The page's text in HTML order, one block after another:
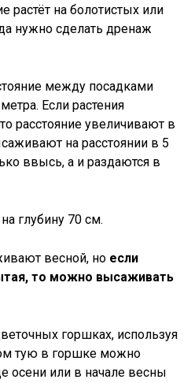
растёт на болотистых или
нужно сделать дренаж
между посадками
Если растения
расстояние увеличивают в
на расстоянии в 5
ввысь, а и раздаются в
глубину 70 см.
весной, но если
то можно высаживать
горшках, используя
тую в горшке можно
осени или в начале весны